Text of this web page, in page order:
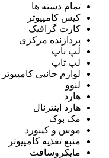
تمام دسته ها
کیس کامپیوتر
کارت گرافیک
پردازنده مرکزی
لپ ناپ
لپ تاپ
لوازم جانبی کامپیوتر
لنوو
هارد
هارد اینترنال
مک بوک
موس و کیبورد
منبع تغذیه کامپیوتر
مایکروسافت